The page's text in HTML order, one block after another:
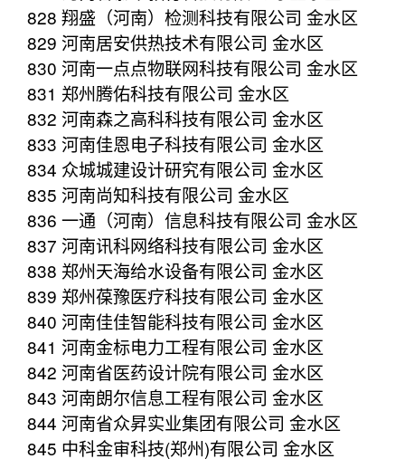
828 翔盛（河南）检测科技有限公司 金水区
829 河南居安供热技术有限公司 金水区
830 河南一点点物联网科技有限公司 金水区
831 郑州腾佑科技有限公司 金水区
832 河南森之高科科技有限公司 金水区
833 河南佳恩电子科技有限公司 金水区
834 众城城建设计研究有限公司 金水区
835 河南尚知科技有限公司 金水区
836 一通（河南）信息科技有限公司 金水区
837 河南讯科网络科技有限公司 金水区
838 郑州天海给水设备有限公司 金水区
839 郑州葆豫医疗科技有限公司 金水区
840 河南佳佳智能科技有限公司 金水区
841 河南金标电力工程有限公司 金水区
842 河南省医药设计院有限公司 金水区
843 河南朗尔信息工程有限公司 金水区
844 河南省众昇实业集团有限公司 金水区
845 中科金审科技(郑州)有限公司 金水区